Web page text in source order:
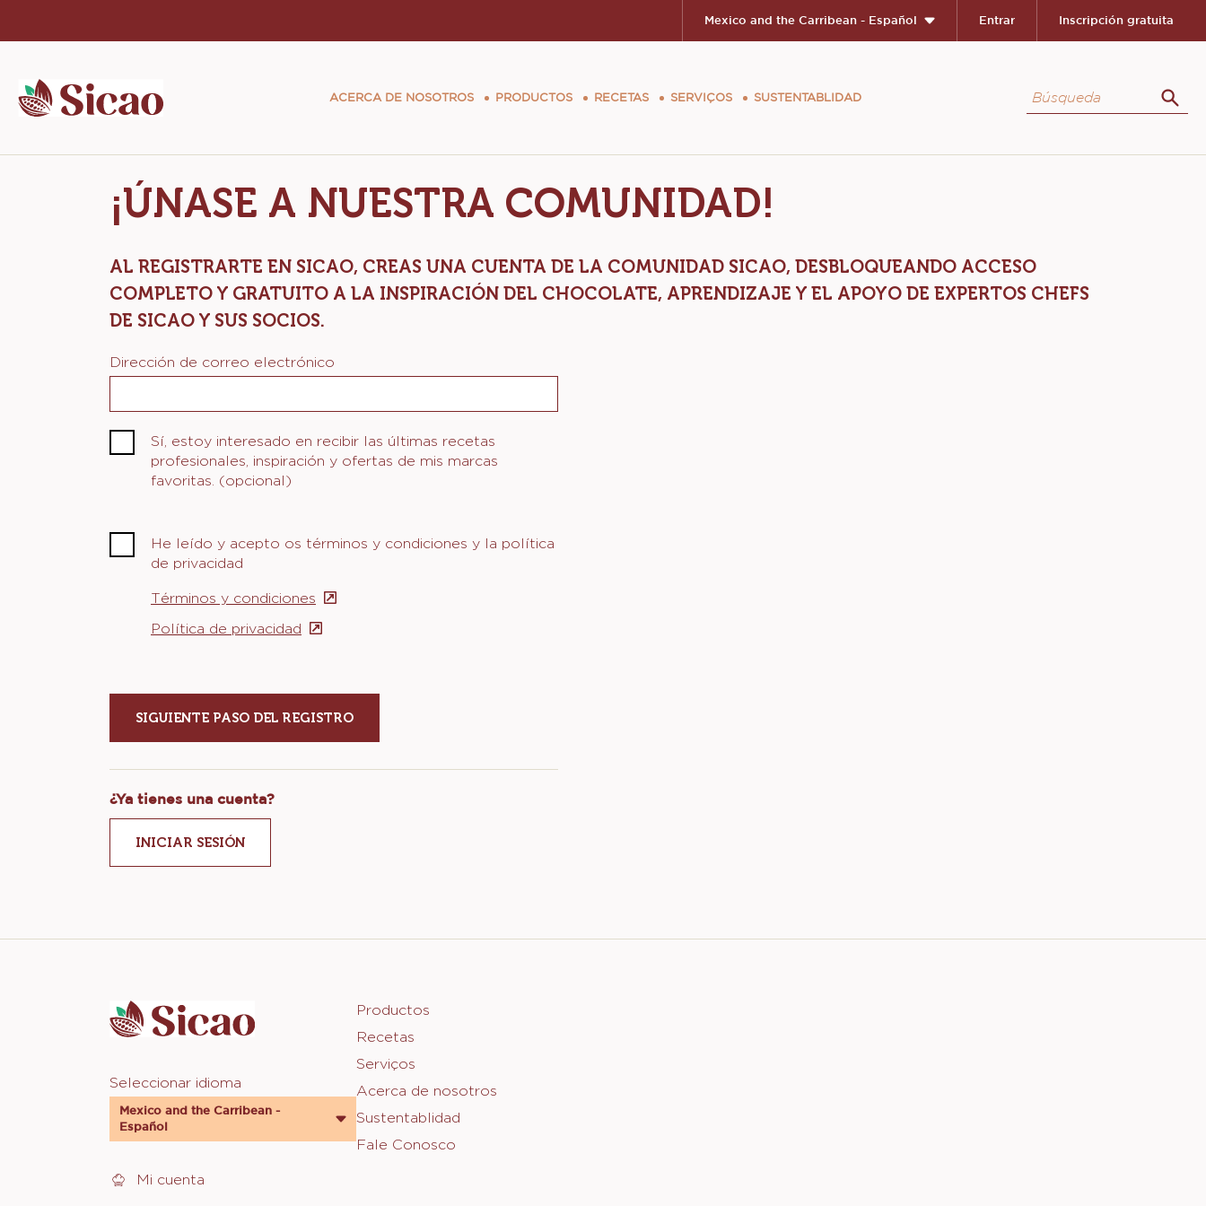
to
content
Mexico and the Carribean - Español Entrar Inscripción gratuita
navigation
ACERCA DE NOSOTROS PRODUCTOS RECETAS SERVIÇOS SUSTENTABLIDAD Búsqueda
¡ÚNASE A NUESTRA COMUNIDAD!
AL REGISTRARTE EN SICAO, CREAS UNA CUENTA DE LA COMUNIDAD SICAO, DESBLOQUEANDO ACCESO
COMPLETO Y GRATUITO A LA INSPIRACIÓN DEL CHOCOLATE, APRENDIZAJE Y EL APOYO DE EXPERTOS CHEFS
DE SICAO Y SUS SOCIOS.
Dirección de correo electrónico
Sí, estoy interesado en recibir las últimas recetas
profesionales, inspiración y ofertas de mis marcas
favoritas. (opcional)
He leído y acepto os términos y condiciones y la política
de privacidad
Términos y condiciones (opens
in
Política de privacidad (opens
new
window)
¿Ya tienes una cuenta?
INICIAR SESIÓN
Website
quick
links
Seleccionar idioma
Mexico and the Carribean -
Español
Mi cuenta
Footer
Sicao
Productos
Recetas
Serviços
Acerca de nosotros
Sustentablidad
Fale Conosco